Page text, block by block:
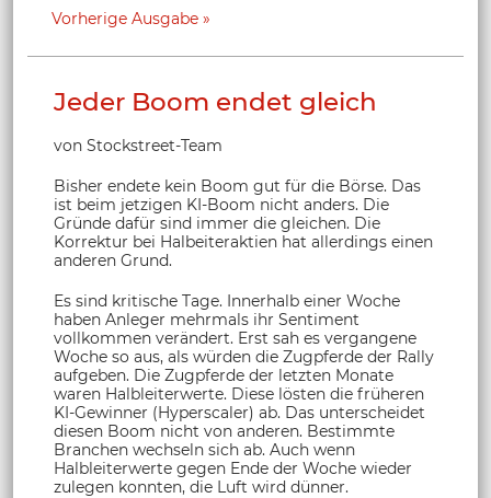
Vorherige Ausgabe
Jeder Boom endet gleich
von Stockstreet-Team
Bisher endete kein Boom gut für die Börse. Das
ist beim jetzigen KI-Boom nicht anders. Die
Gründe dafür sind immer die gleichen. Die
Korrektur bei Halbeiteraktien hat allerdings einen
anderen Grund.
Es sind kritische Tage. Innerhalb einer Woche
haben Anleger mehrmals ihr Sentiment
vollkommen verändert. Erst sah es vergangene
Woche so aus, als würden die Zugpferde der Rally
aufgeben. Die Zugpferde der letzten Monate
waren Halbleiterwerte. Diese lösten die früheren
KI-Gewinner (Hyperscaler) ab. Das unterscheidet
diesen Boom nicht von anderen. Bestimmte
Branchen wechseln sich ab. Auch wenn
Halbleiterwerte gegen Ende der Woche wieder
zulegen konnten, die Luft wird dünner.